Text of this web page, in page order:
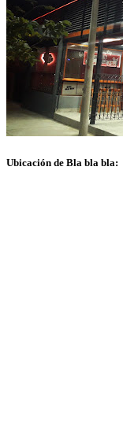
Ubicación de Bla bla bla: